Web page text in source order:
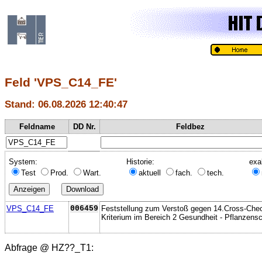
Feld 'VPS_C14_FE'
Stand: 06.08.2026 12:40:47
Feldname DD Nr. Feldbez
System:
Test
Prod. Wart.
Historie:
aktuell
fach. tech.
VPS_C14_FE 006459 Feststellung zum Verstoß gegen 14.Cross-
Kriterium im Bereich 2 Gesundheit -
Abfrage @ HZ??_T1: